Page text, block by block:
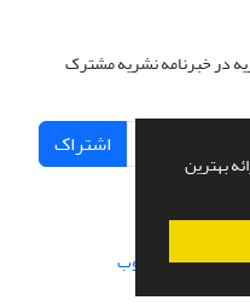
بهترین
در خبرنامه نشریه مشترک
اشتراک
سازی از سیناوب